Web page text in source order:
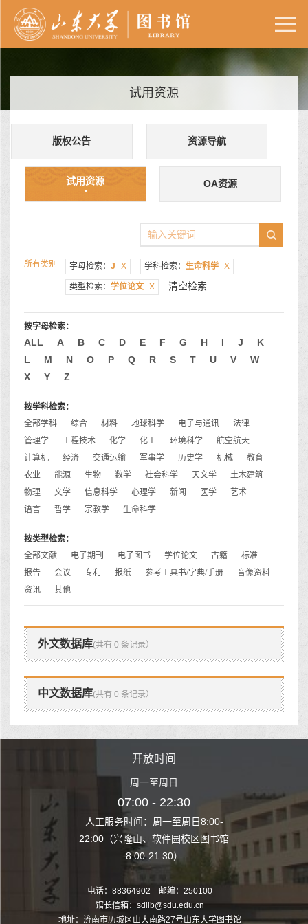
试用资源
版权公告 资源导航
试用资源 OA资源
所有类别 字母检索： J X 学科检索： 生命科学 X
类型检索： 学位论文 X 清空检索
按字母检索：
ALL A B C D E F G H I J
K
L
M N O P Q R S T U V
W
X
Y Z
按学科检索：
全部学科
综合 材料 地球科学 电子与通讯
法律
管理学
工程技术 化学 化工 环境科学
航空航天
计算机
经济 交通运输 军事学 历史学 机械
教育
农业
能源 生物 数学 社会科学 天文学
土木建筑
物理
文学 信息科学 心理学 新闻 医学
艺术
语言
哲学 宗教学 生命科学
按类型检索：
全部文献
电子期刊 电子图书 学位论文 古籍
标准
报告
会议 专利 报纸 参考工具书/字典/手册
音像资料
资讯
其他
外文数据库(共有 0 条记录）
中文数据库(共有 0 条记录）
至周日8:00-
园校区图书馆
开放时间
周一至周日
07:00 - 22:30
人工服务时间：周一至周日8:00-
22:00（兴隆山、软件园校区图书馆
8:00-21:30）
人工服务时间
22:00（兴隆山
电话：88364902 邮编：250100
馆长信箱：sdlib@sdu.edu.cn
地址：济南市历城区山大南路27号山东大学图书馆